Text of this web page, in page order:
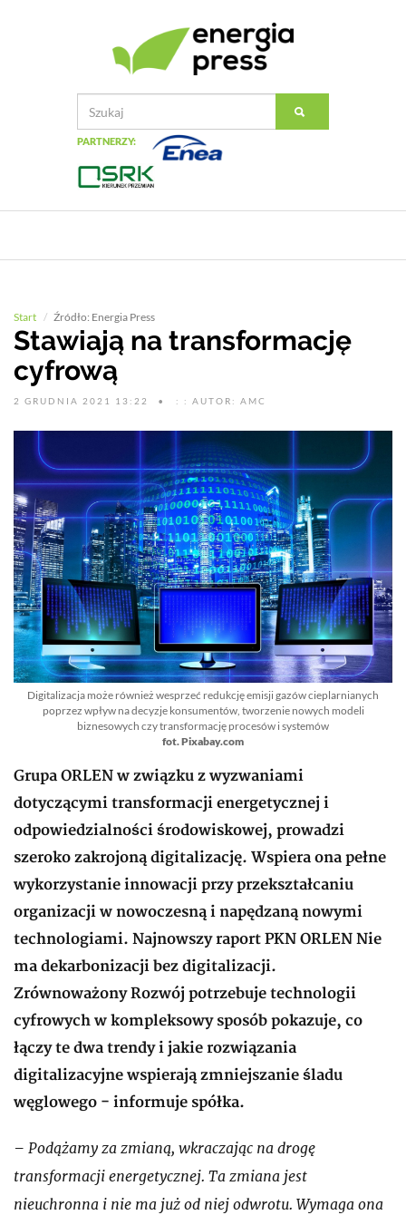
PARTNERZY:
Start Źródło: Energia Press
Stawiają na transformację
cyfrową
2 GRUDNIA 2021 13:22 : : AUTOR: AMC
Digitalizacja może również wesprzeć redukcję emisji gazów cieplarnianych
poprzez wpływ na decyzje konsumentów, tworzenie nowych modeli
biznesowych czy transformację procesów i systemów
fot. Pixabay.com
Grupa ORLEN w związku z wyzwaniami
dotyczącymi transformacji energetycznej i
odpowiedzialności środowiskowej, prowadzi
szeroko zakrojoną digitalizację. Wspiera ona pełne
wykorzystanie innowacji przy przekształcaniu
organizacji w nowoczesną i napędzaną nowymi
technologiami. Najnowszy raport PKN ORLEN Nie
ma dekarbonizacji bez digitalizacji.
Zrównoważony Rozwój potrzebuje technologii
cyfrowych w kompleksowy sposób pokazuje, co
łączy te dwa trendy i jakie rozwiązania
digitalizacyjne wspierają zmniejszanie śladu
węglowego - informuje spółka.
– Podążamy za zmianą, wkraczając na drogę
transformacji energetycznej. Ta zmiana jest
nieuchronna i nie ma już od niej odwrotu. Wymaga ona